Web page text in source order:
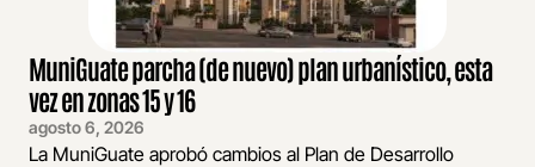
MuniGuate parcha (de nuevo) plan urbanístico, esta
vez en zonas 15 y 16
agosto 6, 2026
La MuniGuate aprobó cambios al Plan de Desarrollo